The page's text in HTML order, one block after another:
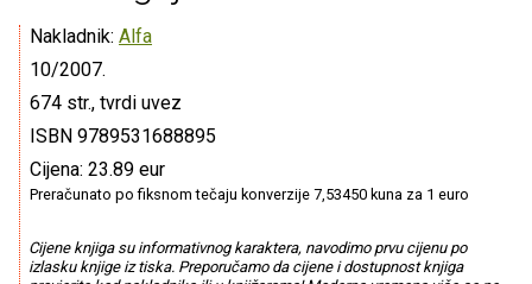
Nakladnik: Alfa
10/2007.
674 str., tvrdi uvez
ISBN 9789531688895
Cijena: 23.89 eur
Preračunato po fiksnom tečaju konverzije 7,53450 kuna za 1 euro
Cijene knjiga su informativnog karaktera, navodimo prvu cijenu po
izlasku knjige iz tiska. Preporučamo da cijene i dostupnost knjiga